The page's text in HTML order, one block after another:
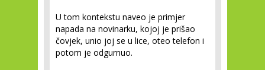
U tom kontekstu naveo je primjer
napada na novinarku, kojoj je prišao
čovjek, unio joj se u lice, oteo telefon i
potom je odgurnuo.